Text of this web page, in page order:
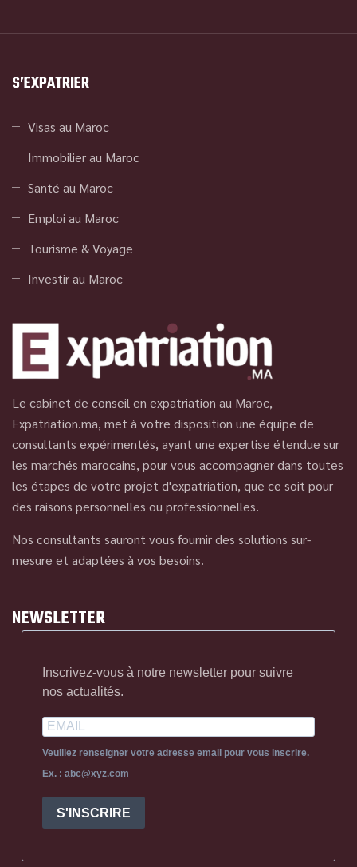
S’EXPATRIER
Visas au Maroc
Immobilier au Maroc
Santé au Maroc
Emploi au Maroc
Tourisme & Voyage
Investir au Maroc
Le cabinet de conseil en expatriation au Maroc,
Expatriation.ma, met à votre disposition une équipe de
consultants expérimentés, ayant une expertise étendue sur
les marchés marocains, pour vous accompagner dans toutes
les étapes de votre projet d'expatriation, que ce soit pour
des raisons personnelles ou professionnelles.
Nos consultants sauront vous fournir des solutions sur-
mesure et adaptées à vos besoins.
NEWSLETTER
Inscrivez-vous à notre newsletter pour suivre
nos actualités.
Veuillez renseigner votre adresse email pour vous inscrire.
Ex. : abc@xyz.com
S'INSCRIRE